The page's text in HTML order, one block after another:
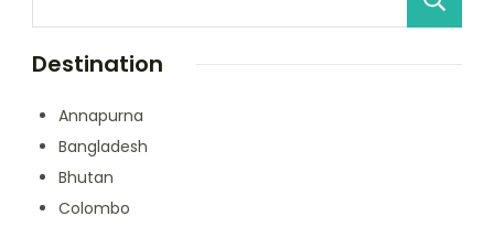
Destination
Annapurna
Bangladesh
Bhutan
Colombo